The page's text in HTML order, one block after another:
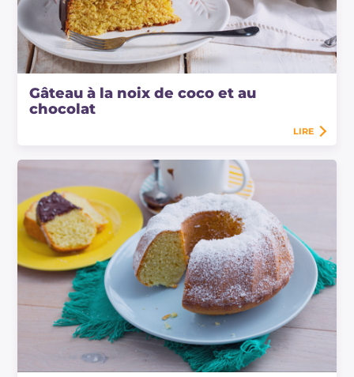
Gâteau à la noix de coco et au
chocolat
LIRE